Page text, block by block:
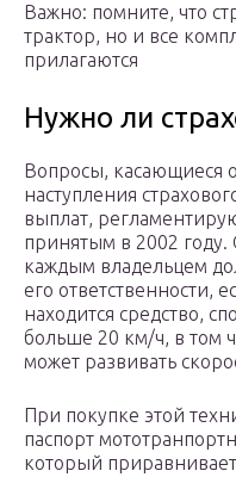
Важно: помните, что
трактор, но и все
прилагаются
Нужно ли
Вопросы,
наступления
выплат,
принятым в 2002 году.
каждым владельцем
его ответственности,
находится средство,
больше 20 км/ч, в том
может развивать
При покупке этой
паспорт
который